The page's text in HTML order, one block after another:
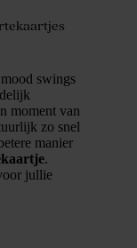
swings
moment van
zo snel
manier
.
jullie